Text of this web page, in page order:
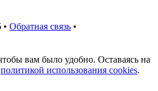
• Обратная связь •
вам было удобно. Оставаясь на
политикой использования cookies.